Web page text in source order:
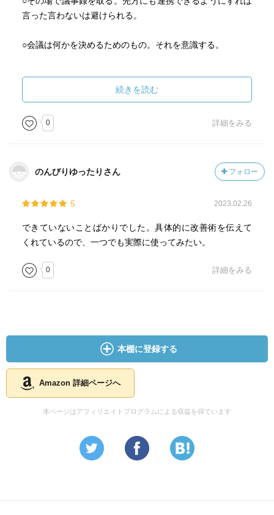
言った言わないは避けられる。
○会議は何かを決めるためのもの。それを意識する。
○各メンバーの特性を理解してもらうため、取説を共有す
る。これは面白いし実用的かもと感じた。
最初に断っておくことで配慮に繋がるしお互いの理解度が
続きを読む
0 詳細をみる
のんびりゆったりさん フォロー
5 2023.02.26
できていないことばかりでした。具体的に改善術を伝えて
くれているので、一つでも実際に使ってみたい。
0 詳細をみる
本棚に登録する
Amazon 詳細ページへ
本ページはアフィリエイトプログラムによる収益を得ています